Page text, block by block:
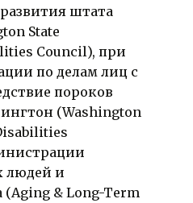
штата
State
Council), при
по делам лиц с
пороков
(Washington
людей и
(Aging & Long-Term